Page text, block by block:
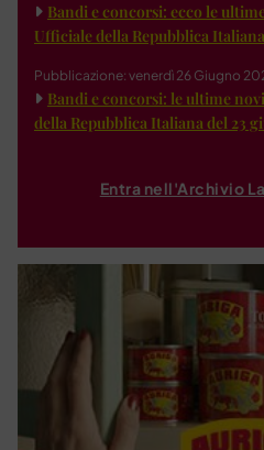
Bandi e concorsi: ecco le
Ufficiale della Repubblica
Pubblicazione: venerdì 26 Giugno
Bandi e concorsi: le ultime
della Repubblica Italiana del 23
Entra nell'Archivio